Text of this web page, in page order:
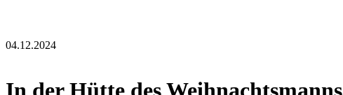
04.12.2024